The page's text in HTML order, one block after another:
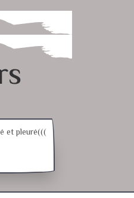
et pleuré(((